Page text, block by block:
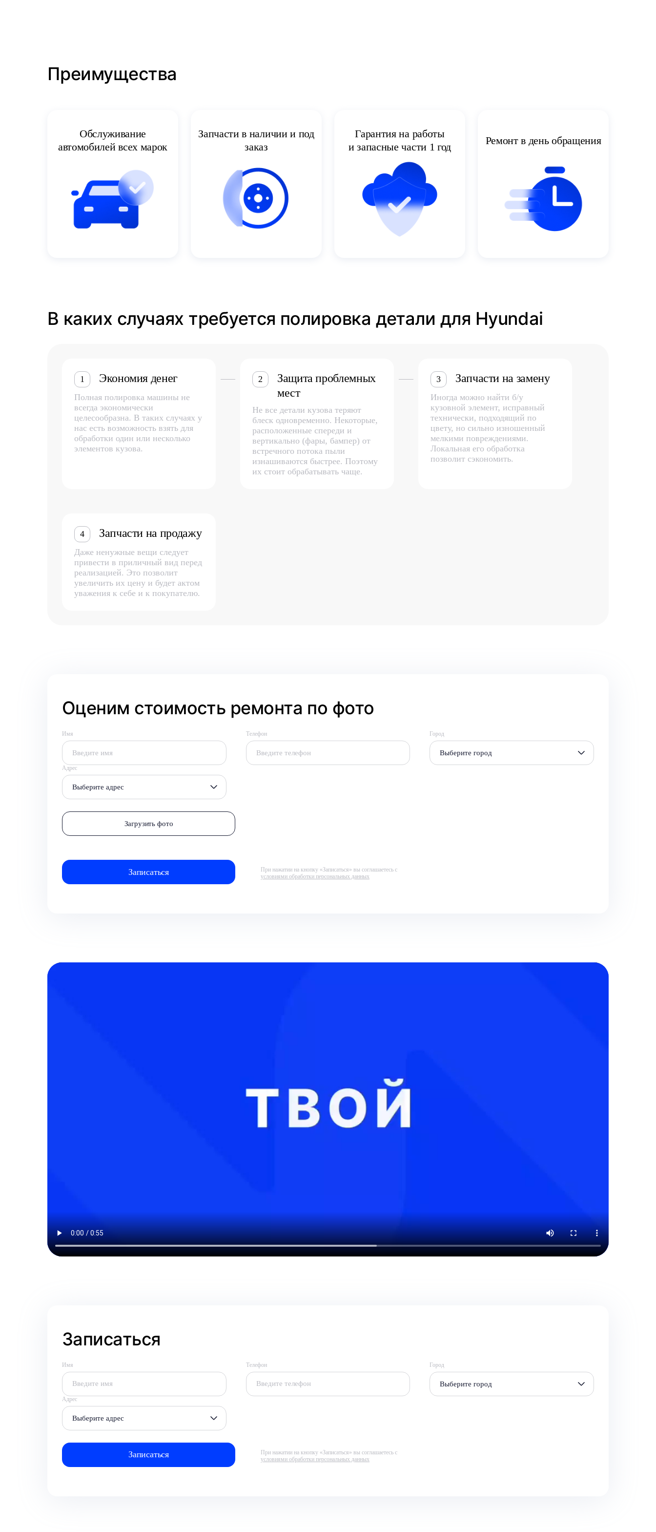
Преимущества
Обслуживание
автомобилей всех марок
Запчасти в наличии и под
заказ
Гарантия на работы
и запасные части 1 год
Ремонт в день обращения
В каких случаях требуется полировка детали для Hyundai
1 Экономия денег
Полная полировка машины не
всегда экономически
целесообразна. В таких случаях у
нас есть возможность взять для
обработки один или несколько
элементов кузова.
2
Защита проблемных
мест
Не все детали кузова теряют
блеск одновременно. Некоторые,
расположенные спереди и
вертикально (фары, бампер) от
встречного потока пыли
изнашиваются быстрее. Поэтому
их стоит обрабатывать чаще.
3 Запчасти на замену
Иногда можно найти б/у
кузовной элемент, исправный
технически, подходящий по
цвету, но сильно изношенный
мелкими повреждениями.
Локальная его обработка
позволит сэкономить.
4 Запчасти на продажу
Даже ненужные вещи следует
привести в приличный вид перед
реализацией. Это позволит
увеличить их цену и будет актом
уважения к себе и к покупателю.
Оценим стоимость ремонта по фото
Имя Телефон Город
Выберите город
Адрес
Выберите адрес
Загрузить фото
При нажатии на кнопку «Записаться» вы соглашаетесь с
условиями обработки персональных данных
Записаться
Имя Телефон Город
Выберите город
Адрес
Выберите адрес
При нажатии на кнопку «Записаться» вы соглашаетесь с
условиями обработки персональных данных